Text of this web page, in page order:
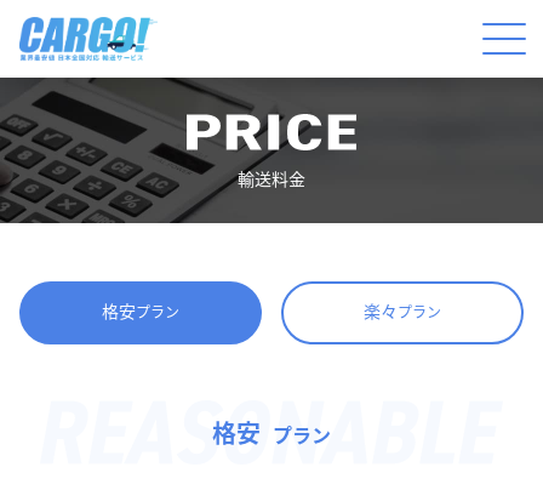
輸送料金
格安プラン 楽々プラン
格安 プラン